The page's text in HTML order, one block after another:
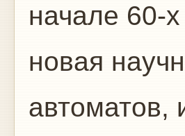
начале 60-
новая
автоматов,